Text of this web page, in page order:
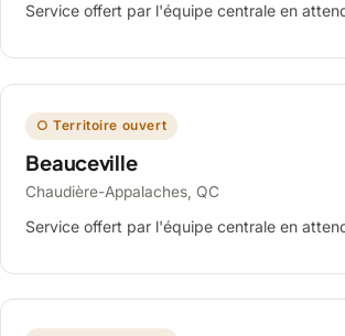
Service offert par l'équipe centrale en
○ Territoire ouvert
Beauceville
Chaudière-Appalaches, QC
Service offert par l'équipe centrale en